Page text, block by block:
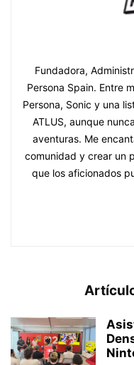
Fundadora,
Persona Spain. Entre
Persona, Sonic y una
ATLUS, aunque
aventuras. Me
comunidad y crear un
que los aficionados